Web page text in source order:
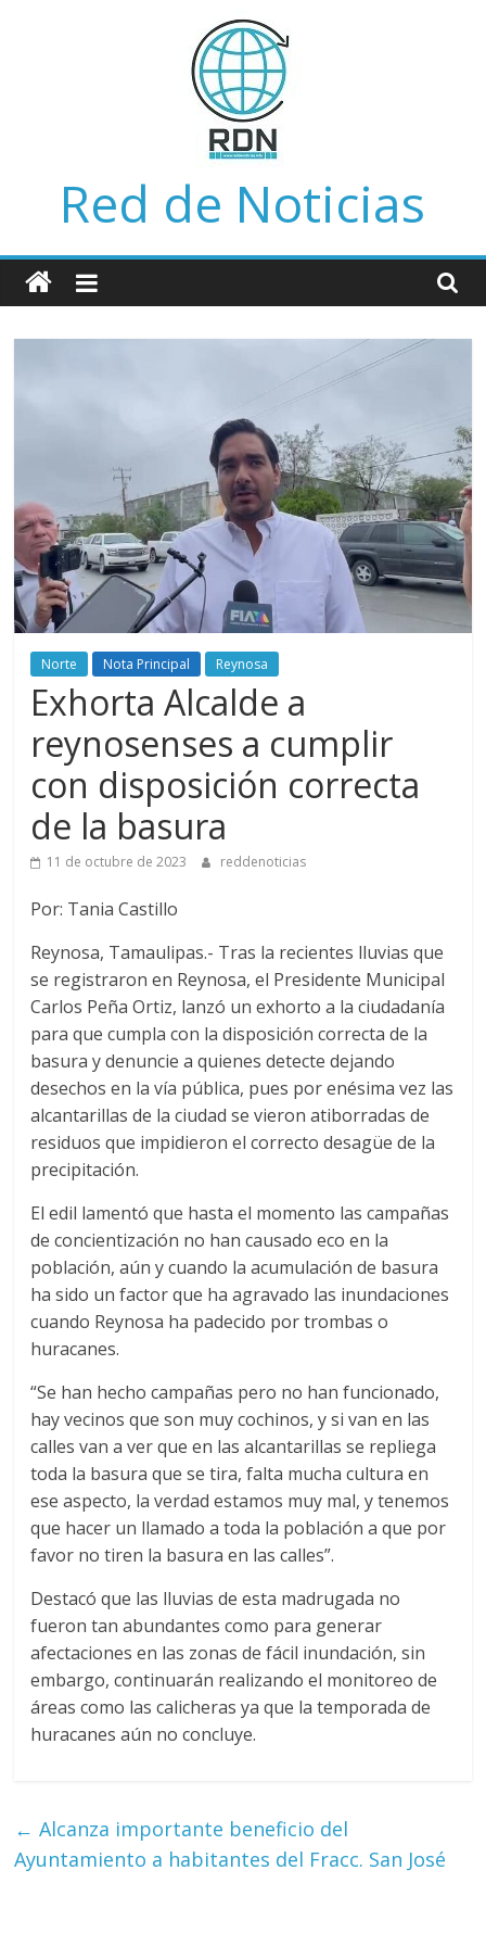
Red de Noticias
Norte Nota Principal Reynosa
Exhorta Alcalde a
reynosenses a cumplir
con disposición correcta
de la basura
11 de octubre de 2023 reddenoticias
Por: Tania Castillo
Reynosa, Tamaulipas.- Tras la recientes lluvias que
se registraron en Reynosa, el Presidente Municipal
Carlos Peña Ortiz, lanzó un exhorto a la ciudadanía
para que cumpla con la disposición correcta de la
basura y denuncie a quienes detecte dejando
desechos en la vía pública, pues por enésima vez las
alcantarillas de la ciudad se vieron atiborradas de
residuos que impidieron el correcto desagüe de la
precipitación.
El edil lamentó que hasta el momento las campañas
de concientización no han causado eco en la
población, aún y cuando la acumulación de basura
ha sido un factor que ha agravado las inundaciones
cuando Reynosa ha padecido por trombas o
huracanes.
“Se han hecho campañas pero no han funcionado,
hay vecinos que son muy cochinos, y si van en las
calles van a ver que en las alcantarillas se repliega
toda la basura que se tira, falta mucha cultura en
ese aspecto, la verdad estamos muy mal, y tenemos
que hacer un llamado a toda la población a que por
favor no tiren la basura en las calles”.
Destacó que las lluvias de esta madrugada no
fueron tan abundantes como para generar
afectaciones en las zonas de fácil inundación, sin
embargo, continuarán realizando el monitoreo de
áreas como las calicheras ya que la temporada de
huracanes aún no concluye.
← Alcanza importante beneficio del
Ayuntamiento a habitantes del Fracc. San José